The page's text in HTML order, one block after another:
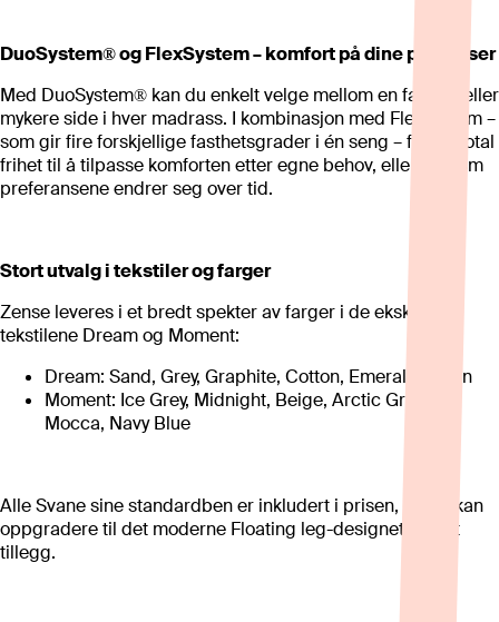
DuoSystem® og FlexSystem – komfort på dine premisser
Med DuoSystem® kan du enkelt velge mellom en fastere eller
mykere side i hver madrass. I kombinasjon med FlexSystem –
som gir fire forskjellige fasthetsgrader i én seng – får du total
frihet til å tilpasse komforten etter egne behov, eller dersom
preferansene endrer seg over tid.
Stort utvalg i tekstiler og farger
Zense leveres i et bredt spekter av farger i de eksklusive
tekstilene Dream og Moment:
Dream: Sand, Grey, Graphite, Cotton, Emerald Green
Moment: Ice Grey, Midnight, Beige, Arctic Green,
Mocca, Navy Blue
Alle Svane sine standardben er inkludert i prisen, og du kan
oppgradere til det moderne Floating leg-designet mot et
tillegg.